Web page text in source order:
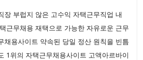
장 부럽지 않은 고수익 자택근무직업 내
근무채용 재택으로 가능한 자유로운 근무
채용사이트 약속된 당일 정산 원칙을 빈틈
1위의 자택근무채용사이트 고액아르바이